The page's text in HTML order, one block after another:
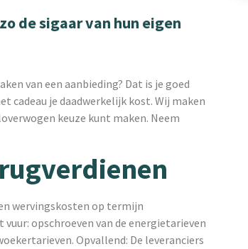
de sigaar van hun eigen
van een aanbieding? Dat is je goed
cadeau je daadwerkelijk kost. Wij maken
keuze kunt maken. Neem
wervingskosten op termijn
opschroeven van de energietarieven
Opvallend: De leveranciers